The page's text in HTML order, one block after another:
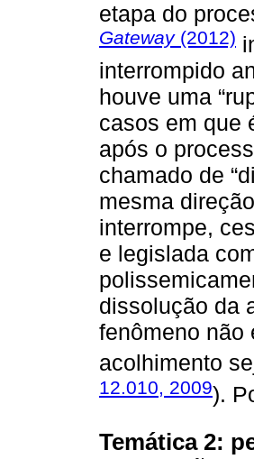
etapa do
Gateway(2012)
interrompido
houve uma
casos em que
após o
chamado de
mesma
interrompe,
e legislada
dissolução da
fenômeno não
acolhimento
12.010, 2009).
Temática 2: